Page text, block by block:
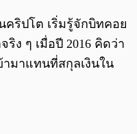
ริปโต เริ่มรู้จักบิทคอย
ง ๆ เมื่อปี 2016 คิดว่า
ามาแทนที่สกุลเงินใน